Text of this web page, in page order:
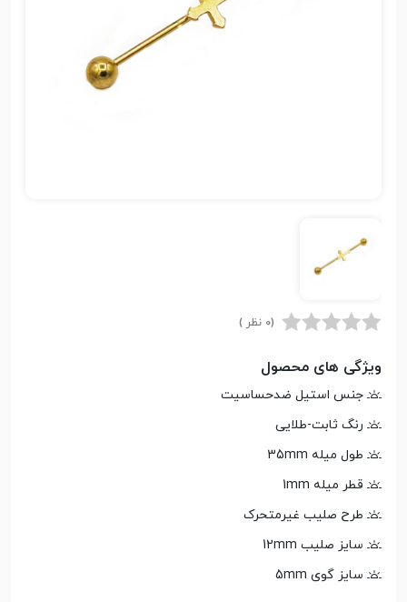
(0 نظر )
ویژگی های محصول
جنس استیل ضدحساسیت
رنگ ثابت-طلایی
طول میله 35mm
قطر میله 1mm
طرح صلیب غیرمتحرک
سایز صلیب 12mm
سایز گوی 5mm